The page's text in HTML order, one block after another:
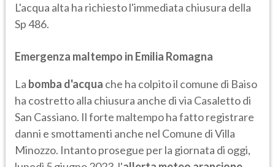
L'acqua alta ha richiesto l'immediata chiusura della
Sp 486.
Emergenza maltempo in Emilia Romagna
La bomba d'acqua che ha colpito il comune di Baiso
ha costretto alla chiusura anche di via Casaletto di
San Cassiano. Il forte maltempo ha fatto registrare
danni e smottamenti anche nel Comune di Villa
Minozzo. Intanto prosegue per la giornata di oggi,